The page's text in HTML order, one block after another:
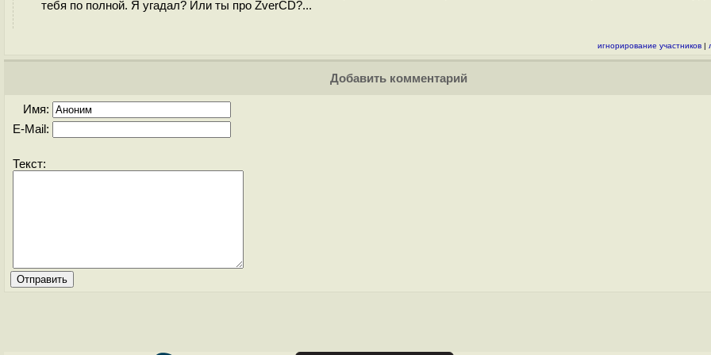
тебя по полной. Я угадал? Или ты про ZverCD?...
игнорирование участников |
Добавить комментарий
Имя:
E-Mail:
Текст: